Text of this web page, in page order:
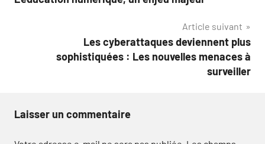
de
Article suivant
Les cyberattaques deviennent plus
sophistiquées : Les nouvelles menaces à
surveiller
Laisser un commentaire